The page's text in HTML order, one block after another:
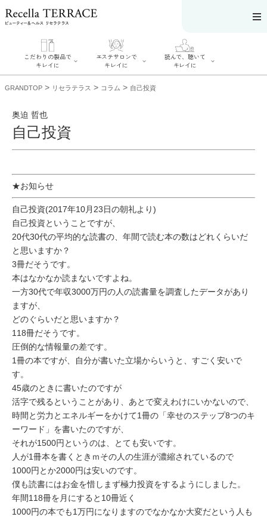
こだわりの製品で
キレイに
SERIES#01 私た
ちについて
SERIES#02 水へ
のこだわり
SERIES#03 無
添加化粧品につ
いて
エステサロンで
キレイに
定者在籍サロン
いるサロンを探
す
リフティング認
定とは？
肌改善のプロと
は？
読んで、聴いて
キレイに
読んで、聴いてキ
リセラジャーナ
一覧
を探す
ニキビ 日焼け 首
コラム
GRANDTOP > リセラテラス > コラム > 自己投資
奥迫 哲也
自己投資
★お知らせ
自己投資(2017年10月23日の朝礼より)
自己投資ということですが、
20代30代の平均的な読書の、年間で読む本の数はどれくらいだ
と思いますか？
3冊だそうです。
本はなかなか読まないですよね。
一方30代で年収3000万円の人の読書量を調査したデータがあり
ますが、
どのぐらいだと思いますか？
118冊だそうです。
圧倒的な情報量の差です。
1冊の本ですが、自分が書いた立場からいうと、すごく安いで
す。
45歳のときに書いたのですが
活字で残るということがあり、あとで変えわけにいかないので、
時間と労力とエネルギーをかけて1冊の「幸せのステップ8つのキ
ーワード」を書いたのですが、
それが1500円というのは、とても安いです。
人が1冊本を書くときｍその人の生涯が濃縮されているので
1000円とか2000円は安いのです。
僕も読書にはお金を惜しまず極力投資をするようにしました。
年間118冊を月にすると10冊近く
1000円の本でも1万円になりますのでなかなか大変だという人も